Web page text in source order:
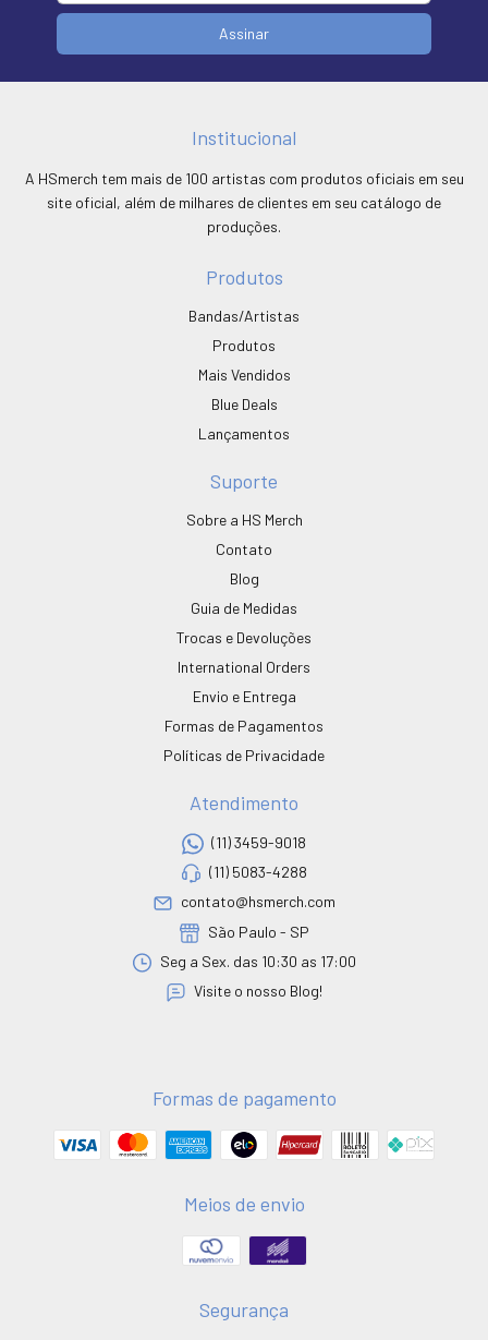
Institucional
A HSmerch tem mais de 100 artistas com produtos oficiais em seu
site oficial, além de milhares de clientes em seu catálogo de
produções.
Produtos
Bandas/Artistas
Produtos
Mais Vendidos
Blue Deals
Lançamentos
Suporte
Sobre a HS Merch
Contato
Blog
Guia de Medidas
Trocas e Devoluções
International Orders
Envio e Entrega
Formas de Pagamentos
Políticas de Privacidade
Atendimento
(11) 3459-9018
(11) 5083-4288
contato@hsmerch.com
São Paulo - SP
Seg a Sex. das 10:30 as 17:00
Visite o nosso Blog!
Formas de pagamento
Meios de envio
Segurança